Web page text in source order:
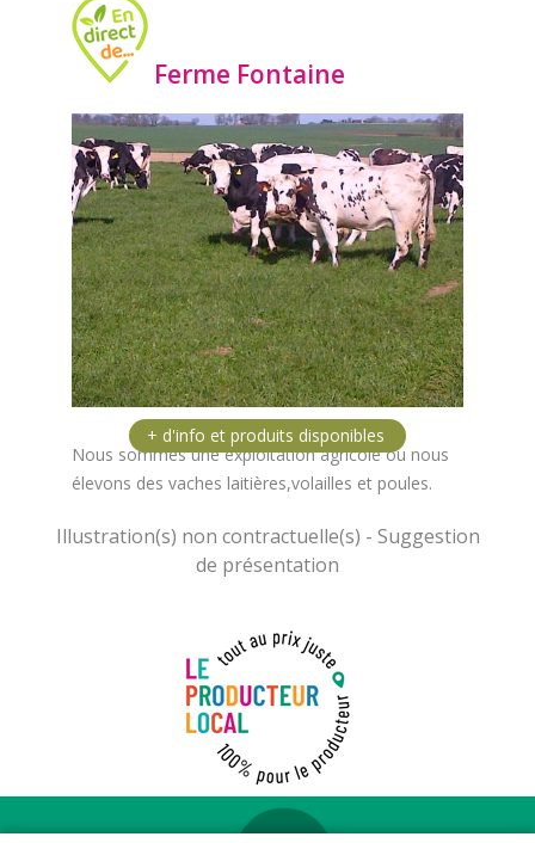
Ferme Fontaine
Nous sommes une exploitation agricole ou nous
élevons des vaches laitières,volailles et poules.